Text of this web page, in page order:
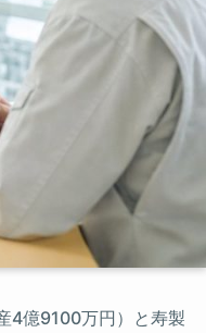
4億9100万円）と寿製